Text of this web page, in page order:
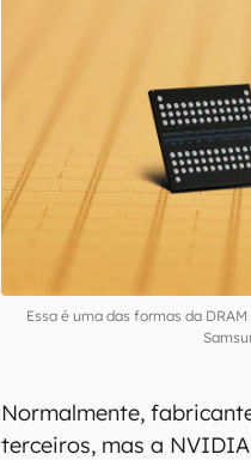
Essa é uma das formas da
Normalmente,
terceiros, mas a